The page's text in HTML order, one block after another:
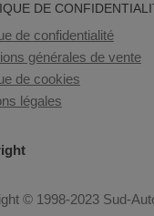
DE
de confidentialité
générales de vente
de cookies
légales
© 1998-2023 Sud-